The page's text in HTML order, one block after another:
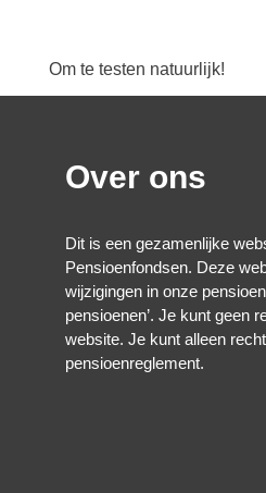
Om te testen natuurlijk!
Over ons
Dit is een gezamenlijke
Pensioenfondsen. Deze
wijzigingen in onze
pensioenen’. Je kunt geen
website. Je kunt alleen
pensioenreglement.